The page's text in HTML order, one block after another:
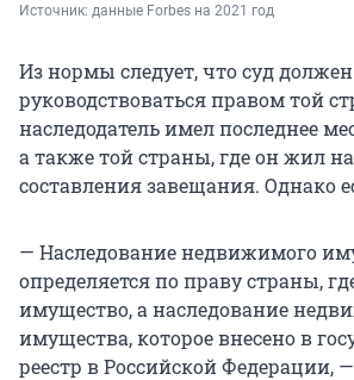
Источник: данные Forbes на 2021 год
Из нормы следует, что суд должен
руководствоваться правом той
наследодатель имел последнее
а также той страны, где он жил
составления завещания. Однако
— Наследование недвижимого
определяется по праву страны,
имущество, а наследование
имущества, которое внесено в
реестр в Российской Федерации,